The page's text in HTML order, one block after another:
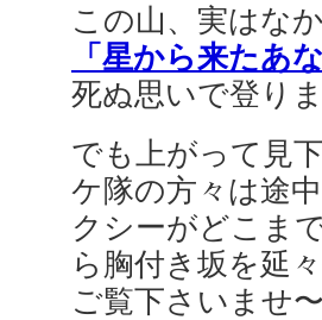
この山、実はな
「星から来たあ
死ぬ思いで登りま
でも上がって見
ケ隊の方々は途
クシーがどこま
ら胸付き坂を延
ご覧下さいませ